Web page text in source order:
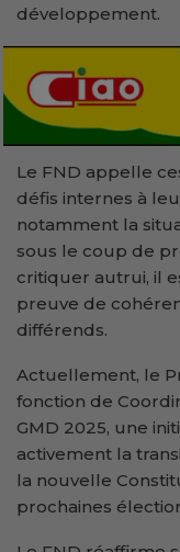
développement.
Le FND appelle
défis internes à
notamment la
sous le coup de
critiquer autrui, il
preuve de
différends.
Actuellement, le
fonction de
GMD 2025, une
activement la
la nouvelle
prochaines